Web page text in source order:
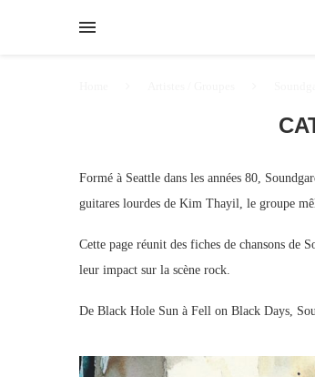
Formé à Seattle dans les années 80,
guitares lourdes de Kim Thayil, le groupe
Cette page réunit des fiches de chansons de
leur impact sur la scène rock.
De Black Hole Sun à Fell on Black Days,